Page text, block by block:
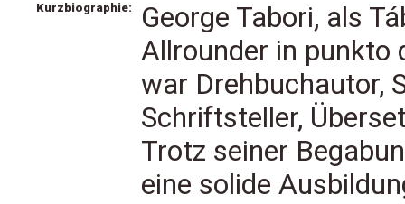
Kurzbiographie:
George Tabori, als
Allrounder in punkto
war Drehbuchautor,
Schriftsteller,
Trotz seiner
eine solide